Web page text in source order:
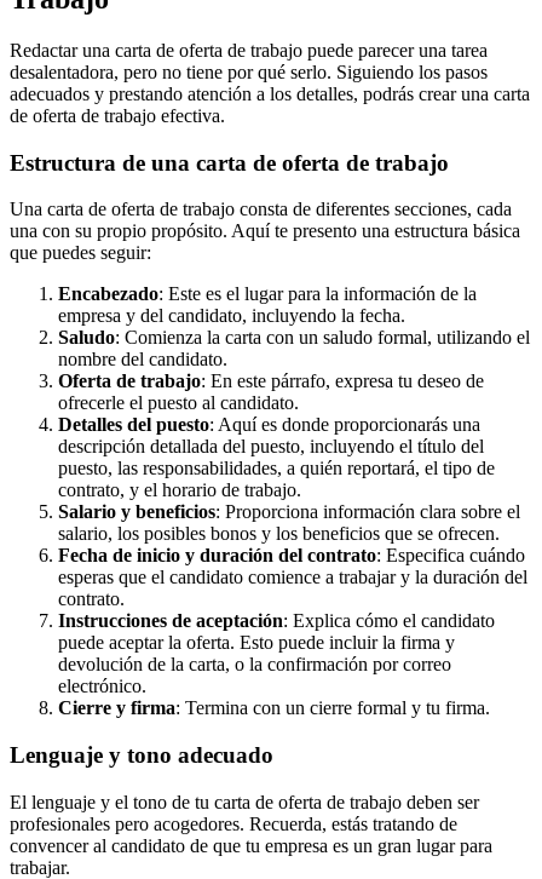
Redactar una carta de oferta de trabajo puede parecer una tarea
desalentadora, pero no tiene por qué serlo. Siguiendo los pasos
adecuados y prestando atención a los detalles, podrás crear una carta
de oferta de trabajo efectiva.
Estructura de una carta de oferta de trabajo
Una carta de oferta de trabajo consta de diferentes secciones, cada
una con su propio propósito. Aquí te presento una estructura básica
que puedes seguir:
Encabezado: Este es el lugar para la información de la
empresa y del candidato, incluyendo la fecha.
Saludo: Comienza la carta con un saludo formal, utilizando el
nombre del candidato.
Oferta de trabajo: En este párrafo, expresa tu deseo de
ofrecerle el puesto al candidato.
Detalles del puesto: Aquí es donde proporcionarás una
descripción detallada del puesto, incluyendo el título del
puesto, las responsabilidades, a quién reportará, el tipo de
contrato, y el horario de trabajo.
Salario y beneficios: Proporciona información clara sobre el
salario, los posibles bonos y los beneficios que se ofrecen.
Fecha de inicio y duración del contrato: Especifica cuándo
esperas que el candidato comience a trabajar y la duración del
contrato.
Instrucciones de aceptación: Explica cómo el candidato
puede aceptar la oferta. Esto puede incluir la firma y
devolución de la carta, o la confirmación por correo
electrónico.
Cierre y firma: Termina con un cierre formal y tu firma.
Lenguaje y tono adecuado
El lenguaje y el tono de tu carta de oferta de trabajo deben ser
profesionales pero acogedores. Recuerda, estás tratando de
convencer al candidato de que tu empresa es un gran lugar para
trabajar.